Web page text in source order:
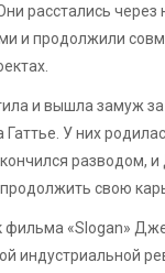
расстались через
и продолжили
и вышла замуж
У них
разводом,
свою
фильма «Slogan»
индустриальной